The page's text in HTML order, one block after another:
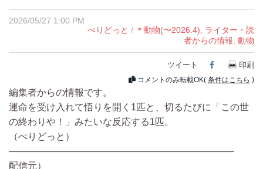
2026/05/27 1:00 PM
ぺりどっと / ＊動物(〜2026.4)
ライター・読
者からの情報 動物
ツイート Facebook
印刷
コメントのみ転載OK( 条件はこちら )
編集者からの情報です。
運命を受け入れて悟りを開く1匹と、切るたびに「この世
の終わりや！」みたいな反応する1匹。
（ぺりどっと）
————————————————————————
配信元）